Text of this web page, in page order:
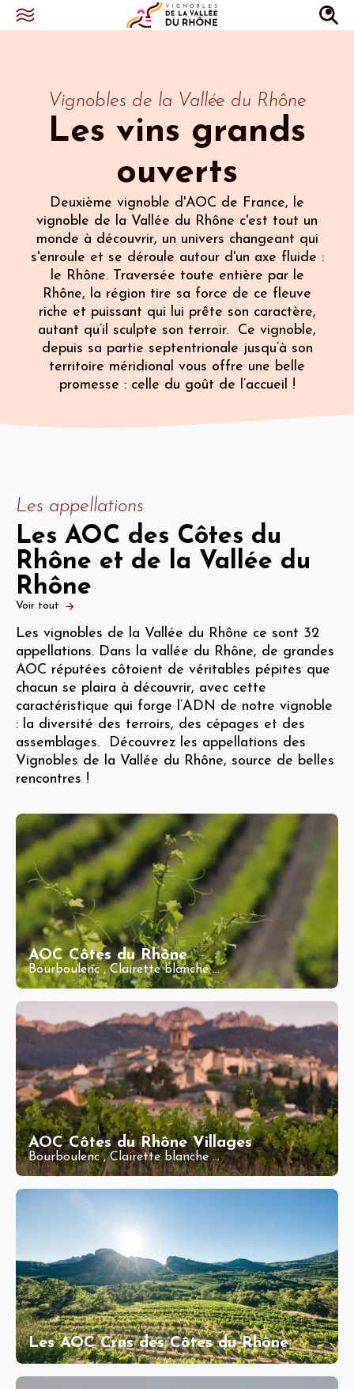
Vignobles de la Vallée du Rhône
Les vins grands
ouverts
Deuxième vignoble d'AOC de France, le
vignoble de la Vallée du Rhône c'est tout un
monde à découvrir, un univers changeant qui
s'enroule et se déroule autour d'un axe fluide :
le Rhône. Traversée toute entière par le
Rhône, la région tire sa force de ce fleuve
riche et puissant qui lui prête son caractère,
autant qu’il sculpte son terroir. Ce vignoble,
depuis sa partie septentrionale jusqu’à son
territoire méridional vous offre une belle
promesse : celle du goût de l’accueil !
Les appellations
Les AOC des Côtes du
Rhône et de la Vallée du
Rhône
Voir tout
Les vignobles de la Vallée du Rhône ce sont 32
appellations. Dans la vallée du Rhône, de grandes
AOC réputées côtoient de véritables pépites que
chacun se plaira à découvrir, avec cette
caractéristique qui forge l’ADN de notre vignoble
: la diversité des terroirs, des cépages et des
assemblages. Découvrez les appellations des
Vignobles de la Vallée du Rhône, source de belles
rencontres !
AOC Côtes du Rhône
Bourboulenc ,Clairette blanche ...
AOC Côtes du Rhône Villages
Bourboulenc,Clairette blanche ...
Les AOC Crus des Côtes du Rhône